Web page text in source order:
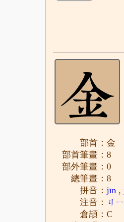
部首：金
部首筆畫：8
部外筆畫：0
總筆畫：8
拼音：jīn ,
注音： ㄐ
倉頡：C